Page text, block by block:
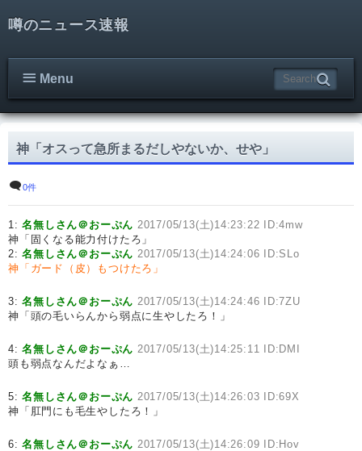
噂のニュース速報
Menu
神「オスって急所まるだしやないか、せや」
0件
1:名無しさん＠おーぷん 2017/05/13(土)14:23:22 ID:4mw
神「固くなる能力付けたろ」
2:名無しさん＠おーぷん 2017/05/13(土)14:24:06 ID:SLo
神「ガード（皮）もつけたろ」
3:名無しさん＠おーぷん 2017/05/13(土)14:24:46 ID:7ZU
神「頭の毛いらんから弱点に生やしたろ！」
4:名無しさん＠おーぷん 2017/05/13(土)14:25:11 ID:DMI
頭も弱点なんだよなぁ…
5:名無しさん＠おーぷん 2017/05/13(土)14:26:03 ID:69X
神「肛門にも毛生やしたろ！」
6:名無しさん＠おーぷん 2017/05/13(土)14:26:09 ID:Hov